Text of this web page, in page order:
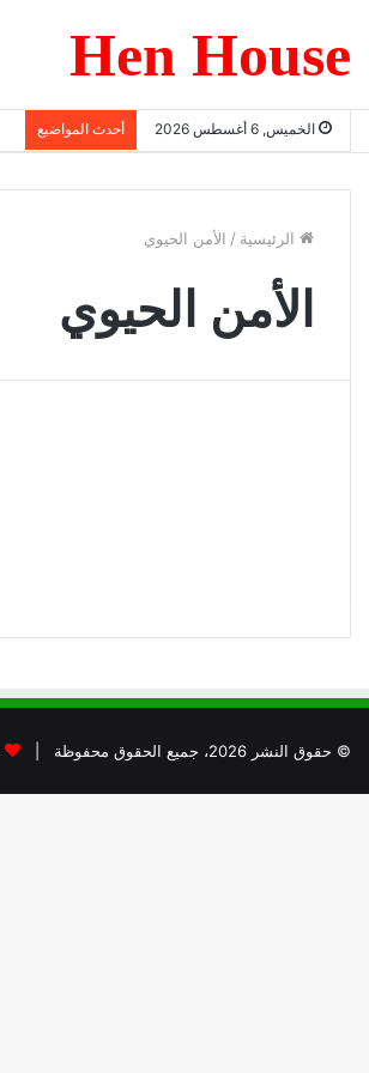
Hen House
الخميس, 6 أغسطس 2026 أحدث المواضيع
الرئيسية / الأمن الحيوي
الأمن الحيوي
© حقوق النشر 2026، جميع الحقوق محفوظة |